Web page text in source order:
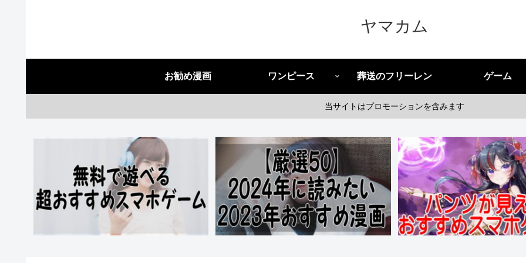
ヤマカム
お勧め漫画 ワンピース 葬送のフリーレン ゲーム
当サイトはプロモーションを含みます